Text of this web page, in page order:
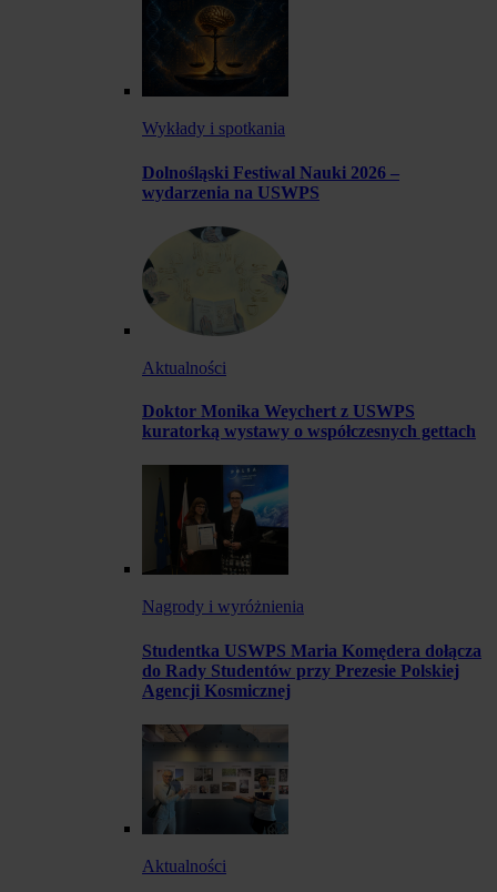
Wykłady i spotkania
Dolnośląski Festiwal Nauki 2026 –
wydarzenia na USWPS
Aktualności
Doktor Monika Weychert z USWPS
kuratorką wystawy o współczesnych gettach
Nagrody i wyróżnienia
Studentka USWPS Maria Komędera dołącza
do Rady Studentów przy Prezesie Polskiej
Agencji Kosmicznej
Aktualności